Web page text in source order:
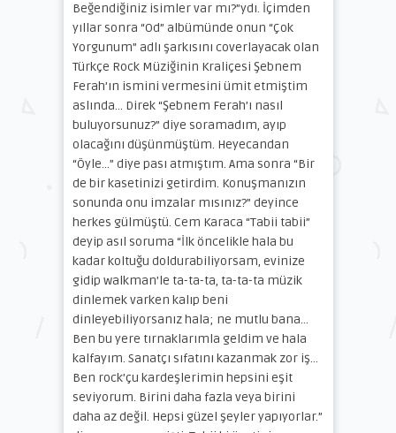
Beğendiğiniz isimler var mı?”ydı. İçimden
yıllar sonra “Od” albümünde onun “Çok
Yorgunum” adlı şarkısını coverlayacak olan
Türkçe Rock Müziğinin Kraliçesi Şebnem
Ferah’ın ismini vermesini ümit etmiştim
aslında… Direk “Şebnem Ferah’ı nasıl
buluyorsunuz?” diye soramadım, ayıp
olacağını düşünmüştüm. Heyecandan
“Öyle…” diye pası atmıştım. Ama sonra “Bir
de bir kasetinizi getirdim. Konuşmanızın
sonunda onu imzalar mısınız?” deyince
herkes gülmüştü. Cem Karaca “Tabii tabii”
deyip asıl soruma “İlk öncelikle hala bu
kadar koltuğu doldurabiliyorsam, evinize
gidip walkman’le ta-ta-ta, ta-ta-ta müzik
dinlemek varken kalıp beni
dinleyebiliyorsanız hala; ne mutlu bana…
Ben bu yere tırnaklarımla geldim ve hala
kalfayım. Sanatçı sıfatını kazanmak zor iş…
Ben rock’çu kardeşlerimin hepsini eşit
seviyorum. Birini daha fazla veya birini
daha az değil. Hepsi güzel şeyler yapıyorlar.”